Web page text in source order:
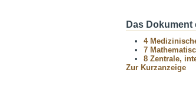
Das
4
7
8 Zentrale,
Zur Kurzanzeige